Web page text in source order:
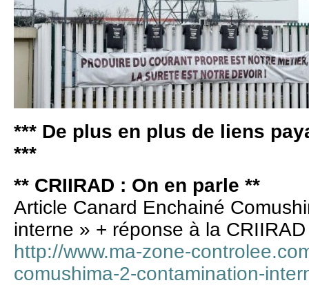
*** De plus en plus de liens
***
** CRIIRAD : On en parle **
Article Canard Enchainé
interne » + réponse à la CRIIRAD
http://www.ma-zone-
comushima-2-contamination-